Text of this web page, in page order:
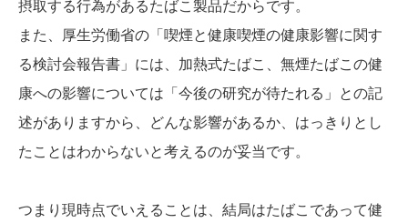
摂取する行為があるたばこ製品だからです。
また、厚生労働省の「喫煙と健康喫煙の健康影響に関す
る検討会報告書」には、加熱式たばこ、無煙たばこの健
康への影響については「今後の研究が待たれる」との記
述がありますから、どんな影響があるか、はっきりとし
たことはわからないと考えるのが妥当です。
つまり現時点でいえることは、結局はたばこであって健